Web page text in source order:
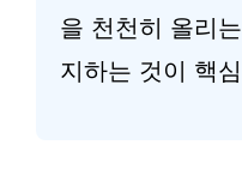
을 천천히 올리
지하는 것이 핵